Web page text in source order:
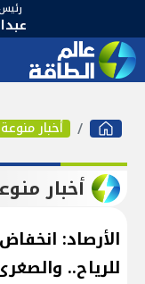
أخبار منوعة
أخبار
الأرصاد:
للرياح.. والصغرى